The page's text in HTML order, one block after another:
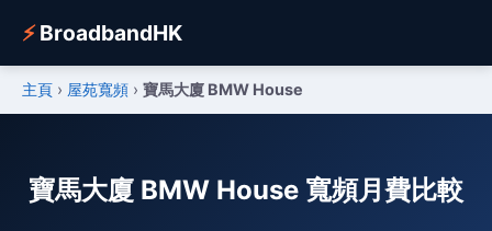
⚡BroadbandHK
主頁 › 屋苑寬頻 › 寶馬大廈 BMW House
寶馬大廈 BMW House 寬頻月費比較